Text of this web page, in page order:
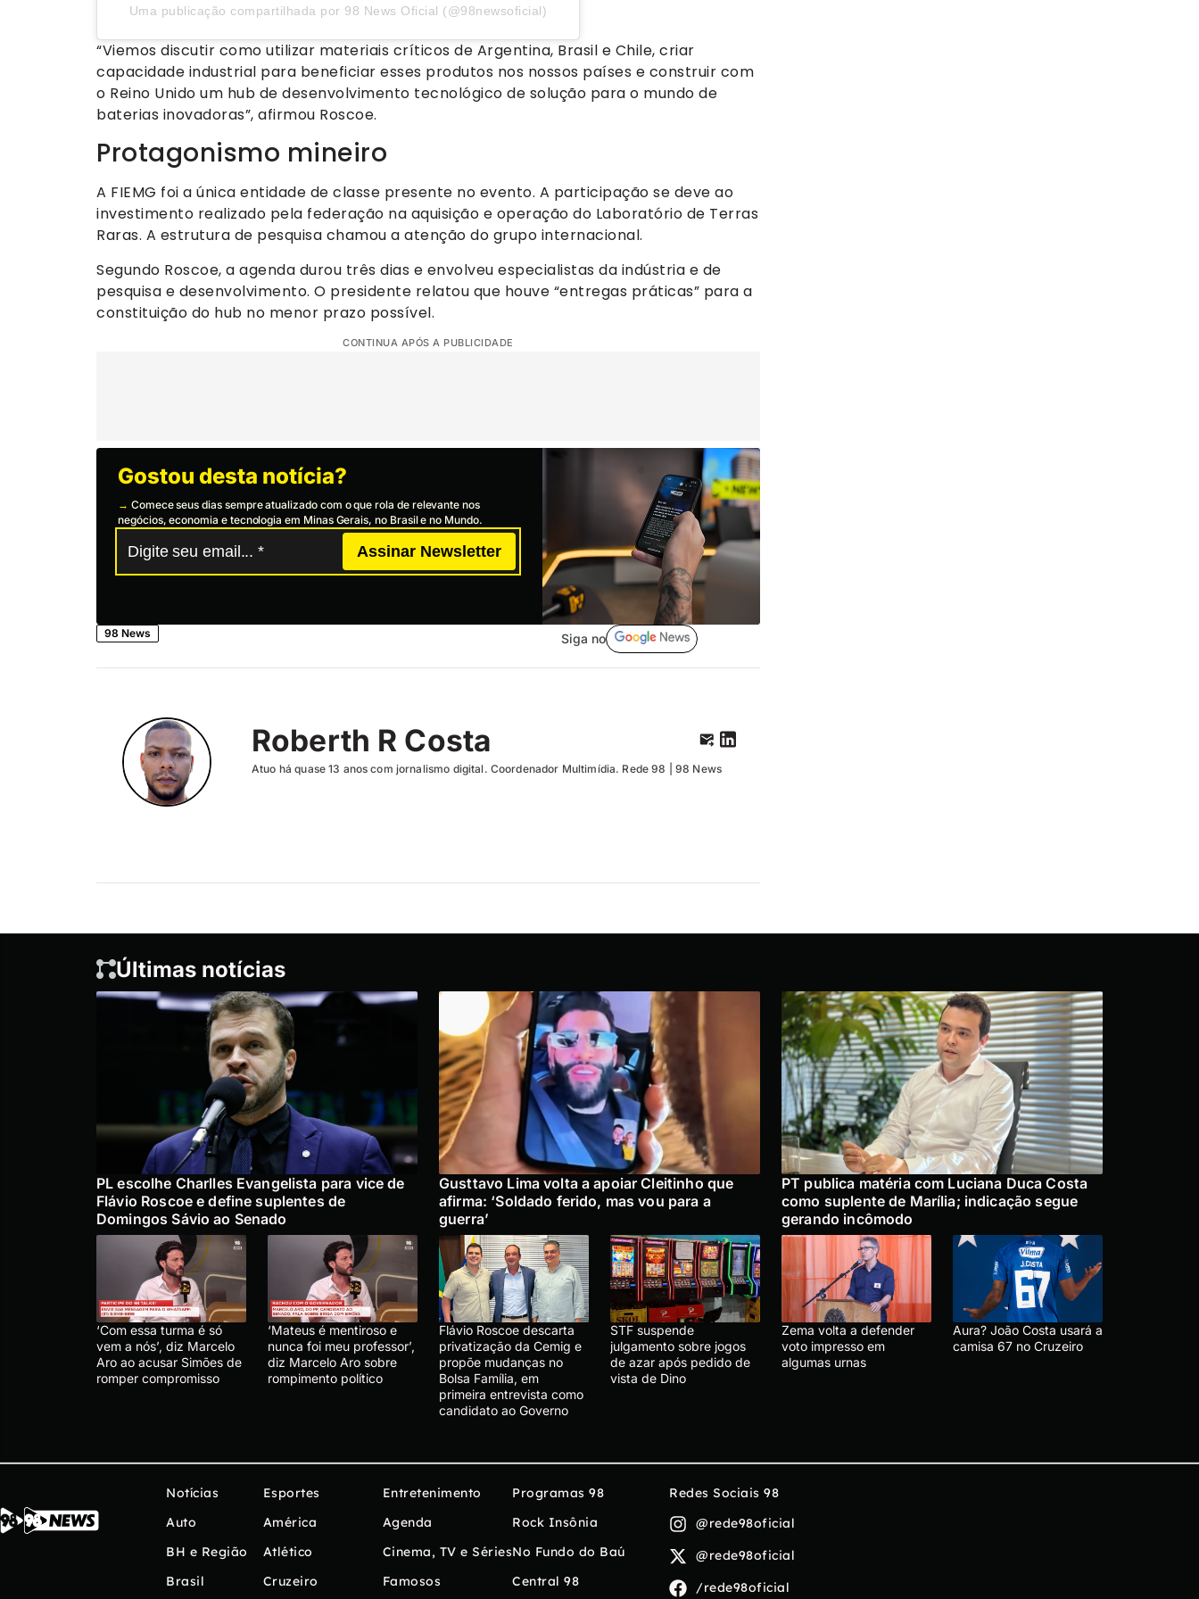
Uma publicação compartilhada por 98 News Oficial (@98newsoficial)
“Viemos discutir como utilizar materiais críticos de Argentina, Brasil e Chile, criar
capacidade industrial para beneficiar esses produtos nos nossos países e construir com
o Reino Unido um hub de desenvolvimento tecnológico de solução para o mundo de
baterias inovadoras”, afirmou Roscoe.
Protagonismo mineiro
A FIEMG foi a única entidade de classe presente no evento. A participação se deve ao
investimento realizado pela federação na aquisição e operação do Laboratório de Terras
Raras. A estrutura de pesquisa chamou a atenção do grupo internacional.
Segundo Roscoe, a agenda durou três dias e envolveu especialistas da indústria e de
pesquisa e desenvolvimento. O presidente relatou que houve “entregas práticas” para a
constituição do hub no menor prazo possível.
CONTINUA APÓS A PUBLICIDADE
Gostou desta notícia?
→ Comece seus dias sempre atualizado com o que rola de relevante nos
negócios, economia e tecnologia em Minas Gerais, no Brasil e no Mundo.
Assinar Newsletter
98 News Siga no
Roberth R Costa
Atuo há quase 13 anos com jornalismo digital. Coordenador Multimídia. Rede 98 | 98 News
Últimas notícias
PL escolhe Charlles Evangelista para vice de
Flávio Roscoe e define suplentes de
Domingos Sávio ao Senado
Gusttavo Lima volta a apoiar Cleitinho que
afirma: ‘Soldado ferido, mas vou para a
guerra’
PT publica matéria com Luciana Duca Costa
como suplente de Marília; indicação segue
gerando incômodo
‘Com essa turma é só
vem a nós’, diz Marcelo
Aro ao acusar Simões de
romper compromisso
‘Mateus é mentiroso e
nunca foi meu professor’,
diz Marcelo Aro sobre
rompimento político
Flávio Roscoe descarta
privatização da Cemig e
propõe mudanças no
Bolsa Família, em
primeira entrevista como
candidato ao Governo
STF suspende
julgamento sobre jogos
de azar após pedido de
vista de Dino
Zema volta a defender
voto impresso em
algumas urnas
Aura? João Costa usará a
camisa 67 no Cruzeiro
Notícias
Auto
BH e Região
Brasil
Esportes
América
Atlético
Cruzeiro
Entretenimento
Agenda
Cinema, TV e Séries
Famosos
Programas 98
Rock Insônia
No Fundo do Baú
Central 98
Redes Sociais 98
@rede98oficial
@rede98oficial
/rede98oficial